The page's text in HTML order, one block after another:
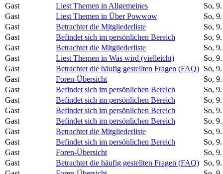
Gast
Liest Themen in Allgemeines
So,
Gast
Liest Themen in Über Powwow
So,
Gast
Betrachtet die Mitgliederliste
So,
Gast
Befindet sich im persönlichen Bereich
So,
Gast
Betrachtet die Mitgliederliste
So,
Gast
Liest Themen in Was wird (vielleicht)
So,
Gast
Betrachtet die häufig gestellten Fragen (FAQ) So,
Gast
Foren-Übersicht
So,
Gast
Befindet sich im persönlichen Bereich
So,
Gast
Befindet sich im persönlichen Bereich
So,
Gast
Befindet sich im persönlichen Bereich
So,
Gast
Befindet sich im persönlichen Bereich
So,
Gast
Betrachtet die Mitgliederliste
So,
Gast
Befindet sich im persönlichen Bereich
So,
Gast
Foren-Übersicht
So,
Gast
Betrachtet die häufig gestellten Fragen (FAQ) So,